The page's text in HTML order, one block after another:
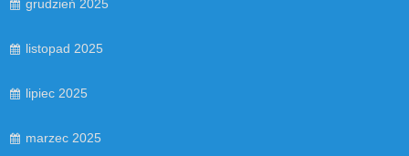
grudzień 2025
listopad 2025
lipiec 2025
marzec 2025